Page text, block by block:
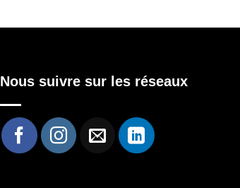
Nous suivre sur les réseaux